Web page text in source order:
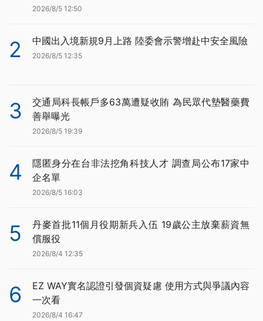
2026/8/5 12:50
2 中國出入境新規9月上路 陸委會示警增赴中安全風險
2026/8/5 12:35
3
交通局科長帳戶多63萬遭疑收賄 為民眾代墊醫藥費
善舉曝光
2026/8/5 19:39
4
隱匿身分在台非法挖角科技人才 調查局公布17家中
企名單
2026/8/5 16:03
5
丹麥首批11個月役期新兵入伍 19歲公主放棄薪資無
償服役
2026/8/4 12:35
6
EZ WAY實名認證引發個資疑慮 使用方式與爭議內容
一次看
2026/8/4 16:47